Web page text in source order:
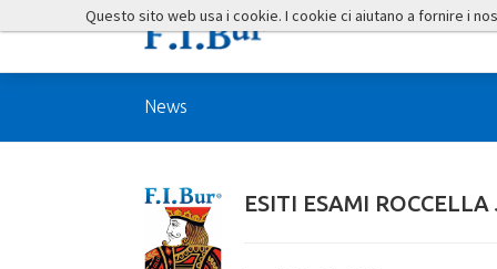
News
ESITI ESAMI
Questo sito web usa i cookie. I cookie ci aiutano a fornire i